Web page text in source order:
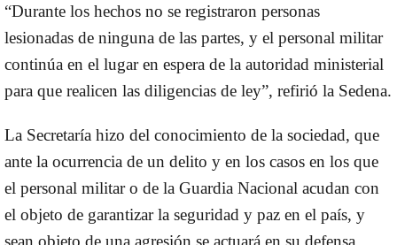
“Durante los hechos no se registraron personas
lesionadas de ninguna de las partes, y el personal militar
continúa en el lugar en espera de la autoridad ministerial
para que realicen las diligencias de ley”, refirió la Sedena.
La Secretaría hizo del conocimiento de la sociedad, que
ante la ocurrencia de un delito y en los casos en los que
el personal militar o de la Guardia Nacional acudan con
el objeto de garantizar la seguridad y paz en el país, y
sean objeto de una agresión se actuará en su defensa